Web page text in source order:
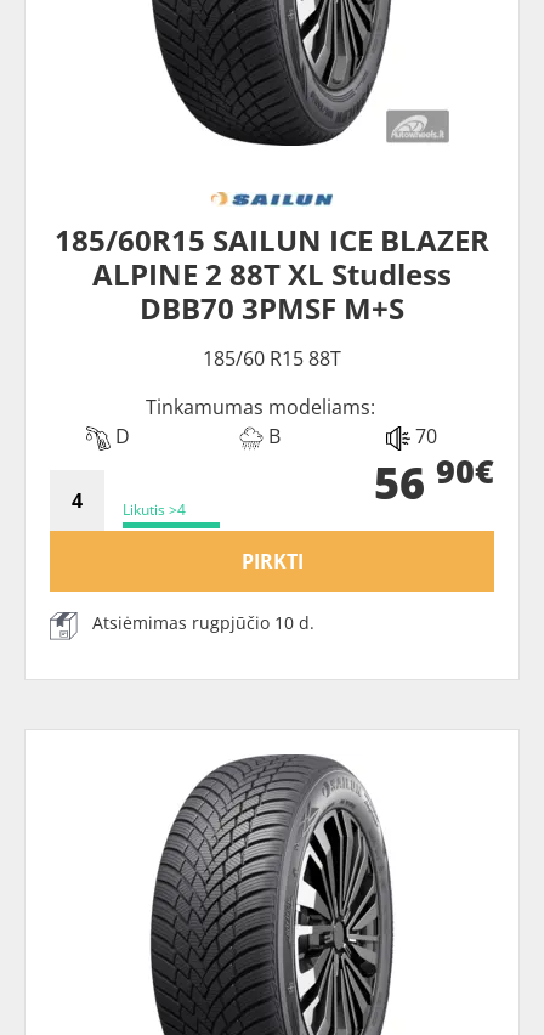
185/60R15 SAILUN ICE BLAZER
ALPINE 2 88T XL Studless
DBB70 3PMSF M+S
185/60 R15 88T
Tinkamumas modeliams:
D
B 70
Likutis >4 56 90€
PIRKTI
Atsiėmimas rugpjūčio 10 d.